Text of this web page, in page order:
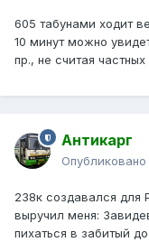
605 табунами ходит
10 минут можно
пр., не считая
Антикарг
Опубликовано
238к создавался для
выручил меня:
пихаться в забитый